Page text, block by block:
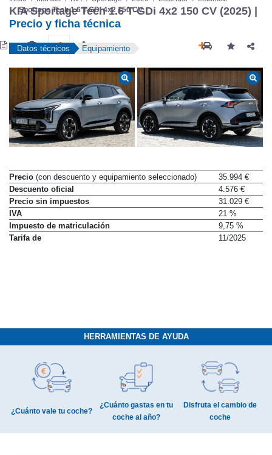
Sportage Tech 1.6 T-GDi 4x2 150 CV
KIA Sportage Tech 1.6 T-GDi 4x2 150 CV (2025) |
Precio y ficha técnica
Datos técnicos Equipamiento
Precio (con descuento y equipamiento seleccionado)
35.994 €
Descuento oficial
4.576 €
Precio sin impuestos
31.029 €
IVA
21 %
Impuesto de matriculación
9,75 %
Tarifa de
11/2025
HERRAMIENTAS DE AYUDA
¿Cuánto vale tu coche?
¿Cuánto gastas en tu
coche al año?
Disfruta el cambio de
coche